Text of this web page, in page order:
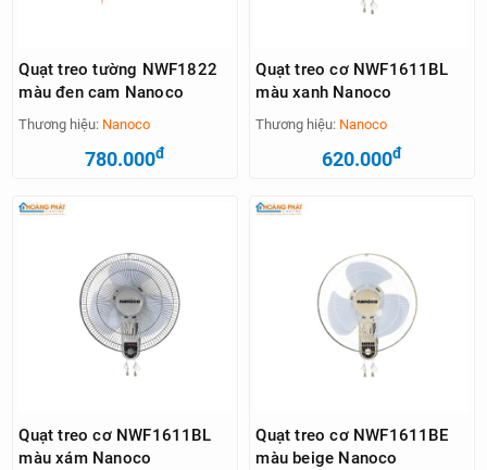
Quạt treo tường NWF1822
màu đen cam Nanoco
Thương hiệu: Nanoco
780.000đ
Quạt treo cơ NWF1611BL
màu xanh Nanoco
Thương hiệu: Nanoco
620.000đ
Quạt treo cơ NWF1611BL
màu xám Nanoco
Quạt treo cơ NWF1611BE
màu beige Nanoco